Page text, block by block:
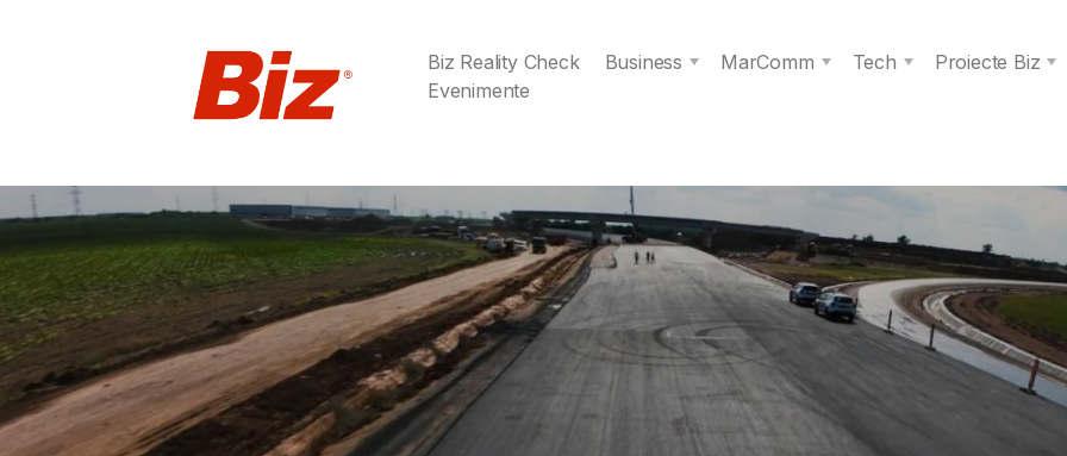
Biz Reality Check Business MarComm Tech
Proiecte Biz
Evenimente